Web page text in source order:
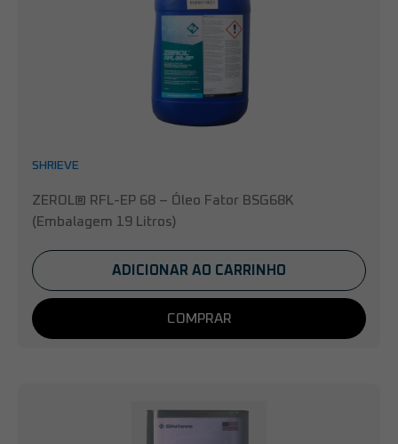
SHRIEVE
ZEROL® RFL-EP 68 – Óleo Fator BSG68K
(Embalagem 19 Litros)
ADICIONAR AO CARRINHO
COMPRAR